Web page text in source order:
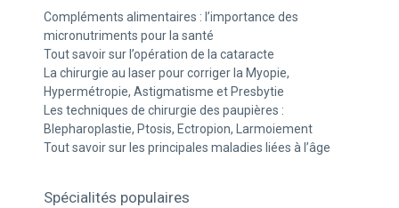
Compléments alimentaires : l’importance des
micronutriments pour la santé
Tout savoir sur l’opération de la cataracte
La chirurgie au laser pour corriger la Myopie,
Hypermétropie, Astigmatisme et Presbytie
Les techniques de chirurgie des paupières :
Blepharoplastie, Ptosis, Ectropion, Larmoiement
Tout savoir sur les principales maladies liées à l’âge
Spécialités populaires